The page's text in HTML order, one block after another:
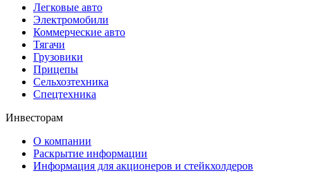
Легковые авто
Электромобили
Коммерческие авто
Тягачи
Грузовики
Прицепы
Сельхозтехника
Спецтехника
Инвесторам
О компании
Раскрытие информации
Информация для акционеров и стейкхолдеров